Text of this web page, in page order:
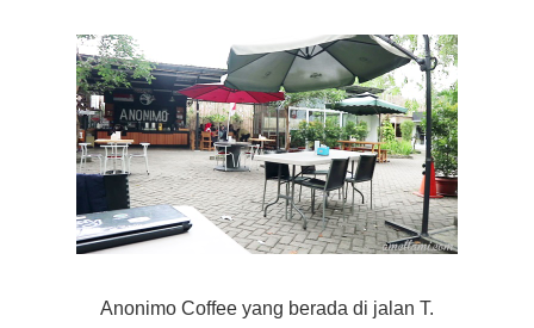
Anonimo Coffee yang berada di jalan T.